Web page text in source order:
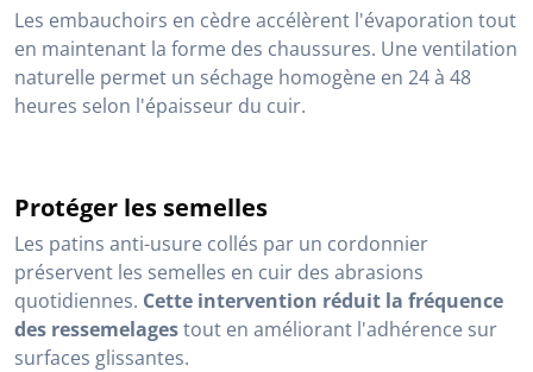
Les embauchoirs en cèdre accélèrent l'évaporation tout
en maintenant la forme des chaussures. Une ventilation
naturelle permet un séchage homogène en 24 à 48
heures selon l'épaisseur du cuir.
Protéger les semelles
Les patins anti-usure collés par un cordonnier
préservent les semelles en cuir des abrasions
quotidiennes. Cette intervention réduit la fréquence
des ressemelagestout en améliorant l'adhérence sur
surfaces glissantes.